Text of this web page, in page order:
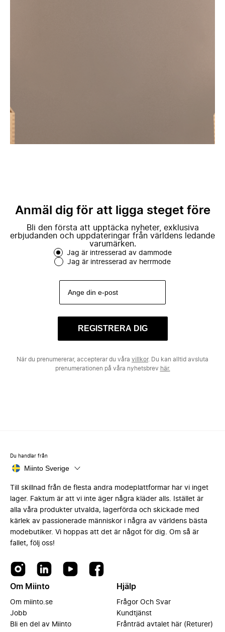
Anmäl dig för att ligga steget före
Bli den första att upptäcka nyheter, exklusiva
erbjudanden och uppdateringar från världens ledande
varumärken.
Jag är intresserad av dammode
Jag är intresserad av herrmode
REGISTRERA DIG
När du prenumererar, accepterar du våra villkor. Du kan alltid avsluta
prenumerationen på våra nyhetsbrev här.
Du handlar från
Miinto Sverige
Till skillnad från de flesta andra modeplattformar har vi inget
lager. Faktum är att vi inte äger några kläder alls. Istället är
alla våra produkter utvalda, lagerförda och skickade med
kärlek av passionerade människor i några av världens bästa
modebutiker. Vi hoppas att det är något för dig. Om så är
fallet, följ oss!
Om Miinto
Om miinto.se
Jobb
Bli en del av Miinto
Hjälp
Frågor Och Svar
Kundtjänst
Frånträd avtalet här (Returer)